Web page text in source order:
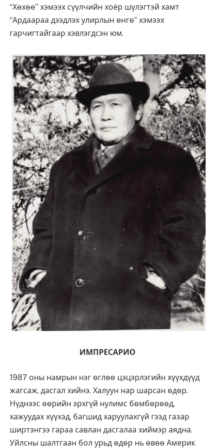
“Хөхөө” хэмээх сүүлчийн хоёр шүлэгтэй хамт
“Ардаараа дээдлэх улирлын өнгө” хэмээх
гарчигтайгаар хэвлэгдсэн юм.
ИМПРЕСАРИО
1987 оны намрын нэг өглөө цэцэрлэгийн хүүхдүүд
жагсаж, дасгал хийнэ. Халуун нар шарсан өдөр.
Нүднээс өөрийн эрхгүй нулимс бөмбөрөөд,
хажуудах хүүхэд, багшид харуулахгүй гээд газар
ширтэнгээ гараа савлан дасгалаа хиймэр аядна.
Уйлсны шалтгаан бол урьд өдөр нь өвөө Америк